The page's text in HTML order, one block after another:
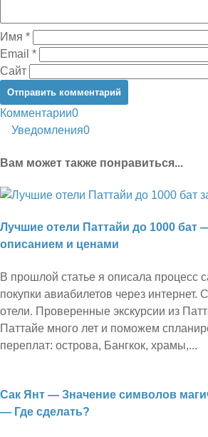
Имя *
Email *
Сайт
Комментарии0
Уведомления0
Вам может также понравиться...
Лучшие отели Паттайи до 1000 бат
описанием и ценами
В прошлой статье я описала процесс
покупки авиабилетов через интернет.
отели. Проверенные экскурсии из
Паттайе много лет и поможем
переплат: острова, Бангкок, храмы,...
Сак Янт — Значение символов
— Где сделать?